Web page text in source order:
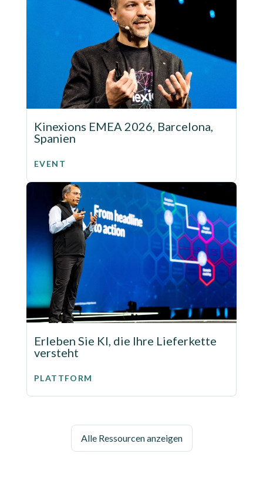
Kinexions EMEA 2026, Barcelona,
Spanien
EVENT
Erleben Sie KI, die Ihre Lieferkette
versteht
PLATTFORM
Alle Ressourcen anzeigen